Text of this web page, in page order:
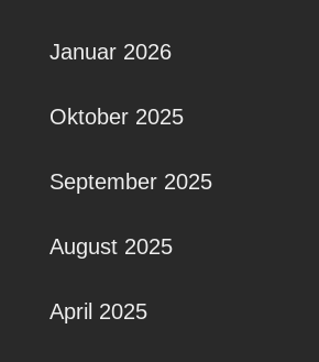
Januar 2026
Oktober 2025
September 2025
August 2025
April 2025